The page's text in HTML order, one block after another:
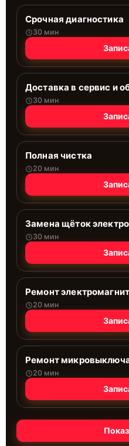
Срочная диагностика
30 мин
Доставка в сервис и
30 мин
Полная чистка
20 мин
Замена щёток
30 мин
Ремонт
20 мин
Ремонт
20 мин